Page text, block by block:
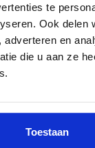
te
Ook
en
die u aan ze
Toestaan
tips
kans om
halen met